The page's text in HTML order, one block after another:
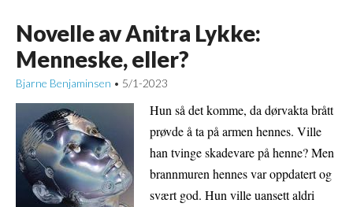
Novelle av Anitra Lykke:
Menneske, eller?
Bjarne Benjaminsen • 5/1-2023
Hun så det komme, da dørvakta brått
prøvde å ta på armen hennes. Ville
han tvinge skadevare på henne? Men
brannmuren hennes var oppdatert og
svært god. Hun ville uansett aldri